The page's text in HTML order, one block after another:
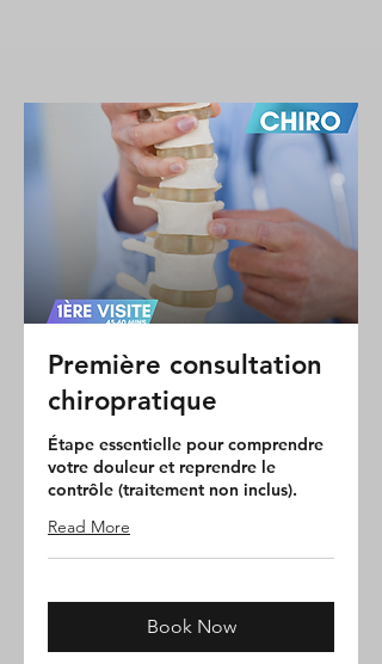
Première consultation
chiropratique
Étape essentielle pour comprendre
votre douleur et reprendre le
contrôle (traitement non inclus).
Read More
Book Now